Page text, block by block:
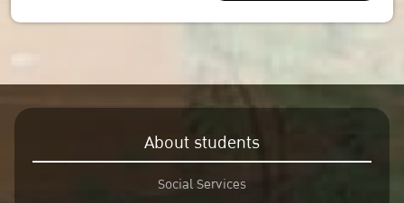
About students
Social Services